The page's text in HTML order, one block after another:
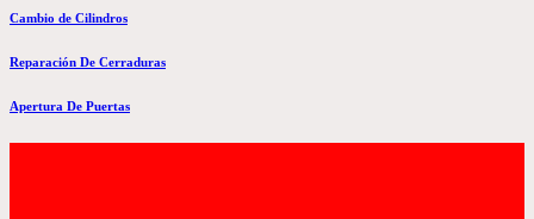
Cambio de Cilindros
Reparación De Cerraduras
Apertura De Puertas